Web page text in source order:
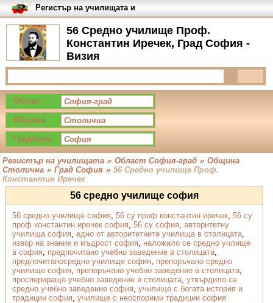
56 Средно училище Проф.
Константин Иречек, Град София -
Визия
Регистър на училищата и
университетите в България
Област
Община
Град/село
Регистър на училищата » Област София-град » Община
Столична » Град София » 56 Средно училище Проф.
Константин Иречек
56 средно училище софия
56 средно училище софия, 56 су проф константин иречек, 56 су
проф константин иречек софия, 56 су софия, авторитетну
училища софия, едно от авторитетните училища в столицата,
извор на знание и мъдрост софия, наложило се средно учлище
в софия, предпочитано учебно заведение в столицата,
предпочитаносредно училище софия, препоръчано средно
училище софия, препоръчано учебно заведение в столицата,
проспериращо учебно заведение в столицата, утвърдило се
средно учебно заведение софия, училище с богата история и
традиции софия, училище с неоспорими традиции софия